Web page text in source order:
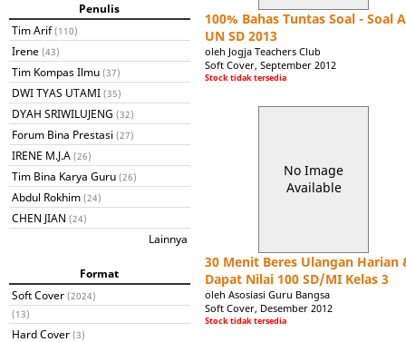
Penulis
Tim Arif (110)
Irene (43)
Tim Kompas Ilmu (37)
DWI TYAS UTAMI (35)
DYAH SRIWILUJENG (32)
Forum Bina Prestasi (27)
IRENE M.J.A (26)
Tim Bina Karya Guru (26)
Abdul Rokhim (24)
CHEN JIAN (24)
Lainnya
Format
Soft Cover (2024)
(13)
Hard Cover (3)
100% Bahas Tuntas Soal - Soal
UN SD 2013
oleh Jogja Teachers Club
Soft Cover, September 2012
Stock tidak tersedia
No Image
Available
30 Menit Beres Ulangan Harian
Dapat Nilai 100 SD/MI Kelas 3
oleh Asosiasi Guru Bangsa
Soft Cover, Desember 2012
Stock tidak tersedia